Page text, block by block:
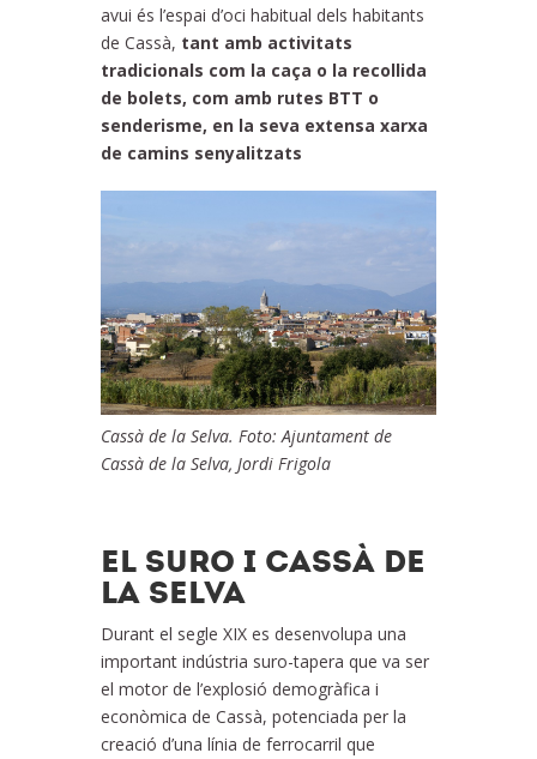
avui és l’espai d’oci habitual dels habitants
de Cassà, tant amb activitats
tradicionals com la caça o la recollida
de bolets, com amb rutes BTT o
senderisme, en la seva extensa xarxa
de camins senyalitzats
Cassà de la Selva. Foto: Ajuntament de
Cassà de la Selva, Jordi Frigola
EL SURO I CASSÀ DE
LA SELVA
Durant el segle XIX es desenvolupa una
important indústria suro-tapera que va ser
el motor de l’explosió demogràfica i
econòmica de Cassà, potenciada per la
creació d’una línia de ferrocarril que